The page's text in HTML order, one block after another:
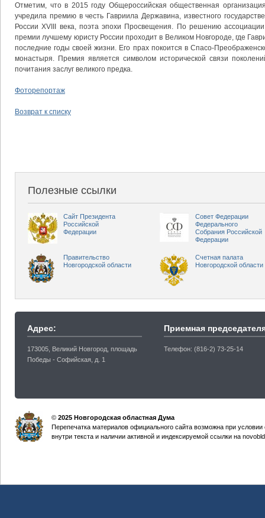
Отметим, что в 2015 году Общероссийская общественная
учредила премию в честь Гавриила Державина, известного
России XVIII века, поэта эпохи Просвещения. По решению
премии лучшему юристу России проходит в Великом Новгороде, где
последние годы своей жизни. Его прах покоится в Спасо-
монастыря. Премия является символом исторической связи
почитания заслуг великого предка.
Фоторепортаж
Возврат к списку
Полезные ссылки
Сайт Президента
Российской
Федерации
Совет Федерации
Федерального
Собрания Российской
Федерации
Правительство
Новгородской области
Счетная палата
Новгородской области
Адрес:
173005, Великий Новгород, площадь
Победы - Софийская, д. 1
Приемная
Телефон: (816-2) 73-25-14
© 2025 Новгородская областная Дума
Перепечатка материалов официального сайта возможна при
внутри текста и наличии активной и индексируемой ссылки на